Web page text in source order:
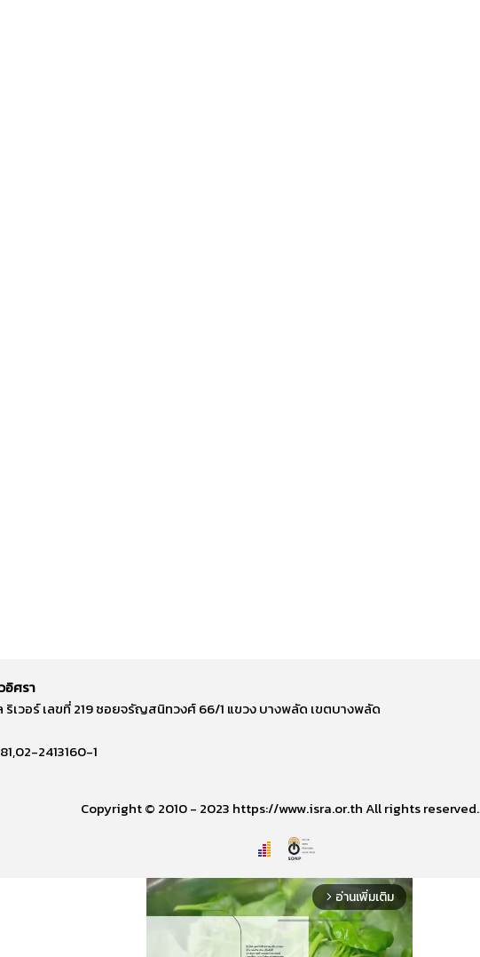
อิศรา
ริเวอร์ เลขที่ 219 ซอยจรัญสนิทวงศ์ 66/1 แขวง บางพลัด เขตบางพลัด
2413160-1
Copyright © 2010 - 2023 https://www.isra.or.th All rights reserved.
arrow_forward_ios อ่านเพิ่มเติม